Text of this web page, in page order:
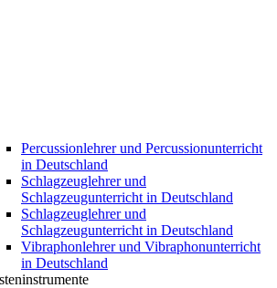
Percussionlehrer und Percussionunterricht
in Deutschland
Schlagzeuglehrer und
Schlagzeugunterricht in Deutschland
Schlagzeuglehrer und
Schlagzeugunterricht in Deutschland
Vibraphonlehrer und Vibraphonunterricht
in Deutschland